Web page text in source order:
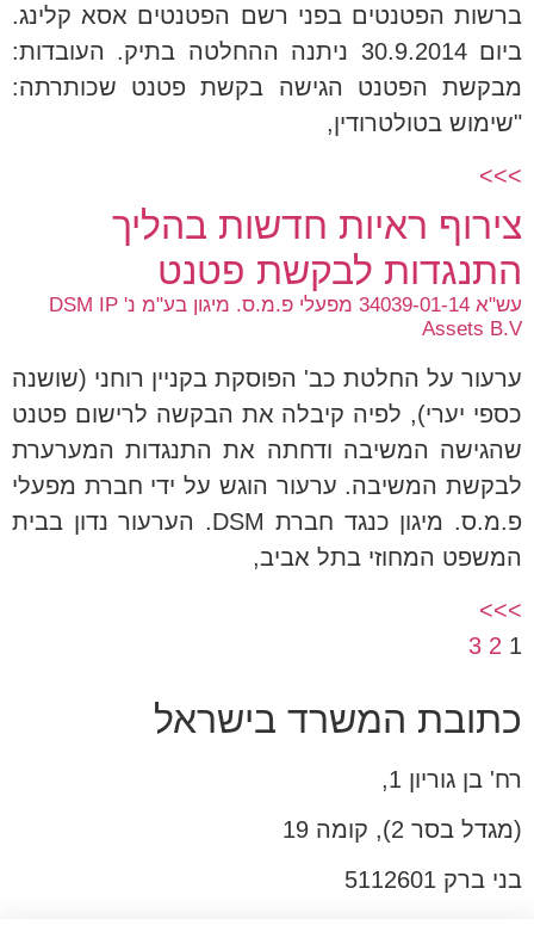
ברשות הפטנטים בפני רשם הפטנטים אסא קלינג.
ביום 30.9.2014 ניתנה ההחלטה בתיק. העובדות:
מבקשת הפטנט הגישה בקשת פטנט שכותרתה:
"שימוש בטולטרודין,
>>>
צירוף ראיות חדשות בהליך
התנגדות לבקשת פטנט
עש"א 34039-01-14 מפעלי פ.מ.ס. מיגון בע"מ נ' DSM IP
Assets B.V
ערעור על החלטת כב' הפוסקת בקניין רוחני (שושנה
כספי יערי), לפיה קיבלה את הבקשה לרישום פטנט
שהגישה המשיבה ודחתה את התנגדות המערערת
לבקשת המשיבה. ערעור הוגש על ידי חברת מפעלי
פ.מ.ס. מיגון כנגד חברת DSM. הערעור נדון בבית
המשפט המחוזי בתל אביב,
>>>
1
2
3
כתובת המשרד בישראל
רח' בן גוריון 1,
(מגדל בסר 2), קומה 19
בני ברק 5112601